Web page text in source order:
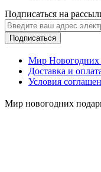
Подписаться на
Подписаться
Мир Новогодних
Доставка и
Условия
Мир новогодних